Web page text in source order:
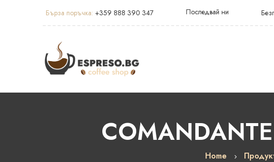
Бърза поръчка: +359 888 390 347 Последвай ни
Home